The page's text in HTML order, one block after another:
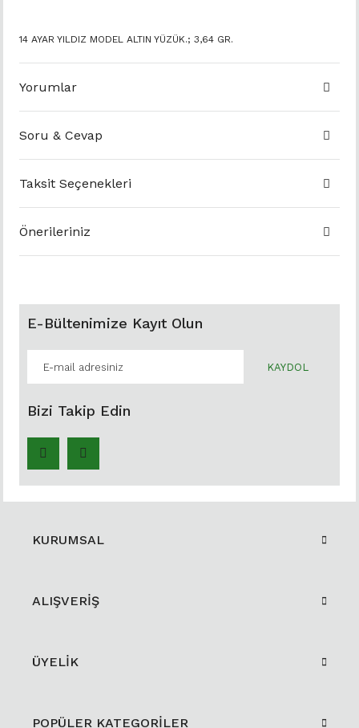
14 AYAR YILDIZ MODEL ALTIN YÜZÜK.; 3,64 GR.
Yorumlar
Soru & Cevap
Taksit Seçenekleri
Önerileriniz
E-Bültenimize Kayıt Olun
KAYDOL
Bizi Takip Edin
KURUMSAL
ALIŞVERİŞ
ÜYELİK
POPÜLER KATEGORİLER